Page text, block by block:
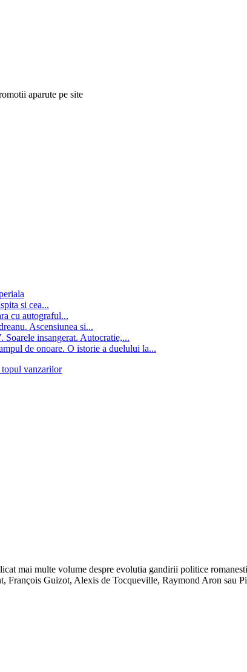
aparute pe site
si cea...
cu autograful...
Ascensiunea si...
Soarele insangerat. Autocratie,...
de onoare. O istorie a duelului la...
topul vanzarilor
mai multe volume despre evolutia gandirii politice
François Guizot, Alexis de Tocqueville, Raymond Aron sau